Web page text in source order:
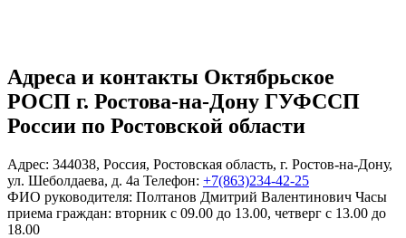
Адреса и контакты Октябрьское
РОСП г. Ростова-на-Дону ГУФССП
России по Ростовской области
Адрес: 344038, Россия, Ростовская область, г. Ростов-на-Дону,
ул. Шеболдаева, д. 4а Телефон: +7(863)234-42-25
ФИО руководителя: Полтанов Дмитрий Валентинович Часы
приема граждан: вторник с 09.00 до 13.00, четверг с 13.00 до
18.00